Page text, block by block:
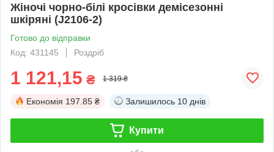
Жіночі чорно-білі кросівки демісезонні
шкіряні (J2106-2)
Готово до відправки
Код: 431145
Роздріб
1 121,15 ₴ 1 319 ₴
Економія 197.85 ₴ Залишилось 10 днів
Купити